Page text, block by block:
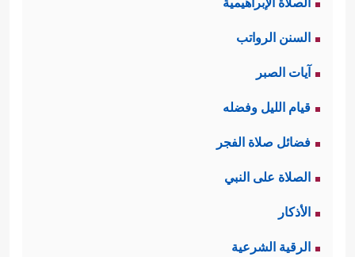
السنن الرواتب
آيات الصبر
قيام الليل وفضله
فضائل صلاة الفجر
الصلاة على النبي
الأذكار
الرقية الشرعية